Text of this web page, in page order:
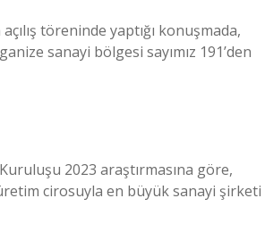
töreninde yaptığı konuşmada,
sanayi bölgesi sayımız 191’den
2023 araştırmasına göre,
cirosuyla en büyük sanayi şirketi